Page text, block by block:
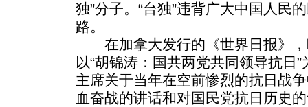
独”分子。“台独”违背广大中国人民
路。
在加拿大发行的《世界日报》，
以“胡锦涛：国共两党共同领导抗日
主席关于当年在空前惨烈的抗日战
血奋战的讲话和对国民党抗日历史